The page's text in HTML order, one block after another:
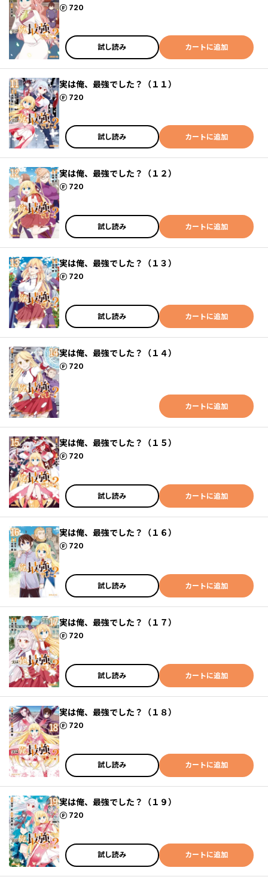
720
ポイント
試し読み カートに追加
実は俺、最強でした？（１１）
720
ポイント
試し読み カートに追加
実は俺、最強でした？（１２）
720
ポイント
試し読み カートに追加
実は俺、最強でした？（１３）
720
ポイント
試し読み カートに追加
実は俺、最強でした？（１４）
720
ポイント
カートに追加
実は俺、最強でした？（１５）
720
ポイント
試し読み カートに追加
実は俺、最強でした？（１６）
720
ポイント
試し読み カートに追加
実は俺、最強でした？（１７）
720
ポイント
試し読み カートに追加
実は俺、最強でした？（１８）
720
ポイント
試し読み カートに追加
実は俺、最強でした？（１９）
720
ポイント
試し読み カートに追加